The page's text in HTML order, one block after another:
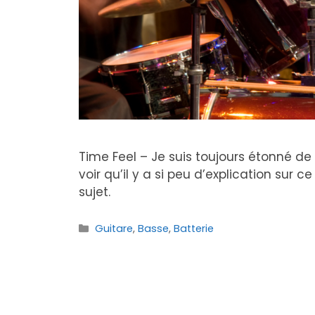
Time Feel – Je suis toujours étonné de
voir qu’il y a si peu d’explication sur ce
sujet.
Catégories
Guitare,Basse,Batterie